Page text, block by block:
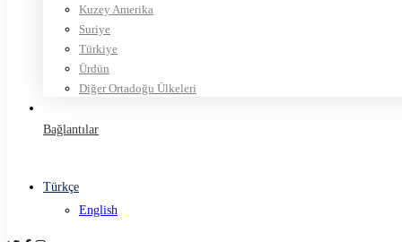
Kuzey Amerika
Suriye
Türkiye
Ürdün
Diğer Ortadoğu Ülkeleri
Bağlantılar
Türkçe
English